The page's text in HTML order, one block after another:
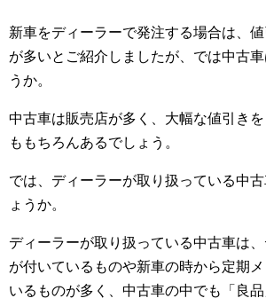
新車をディーラーで発注する場合は、
が多いとご紹介しましたが、では中古
うか。
中古車は販売店が多く、大幅な値引き
ももちろんあるでしょう。
では、ディーラーが取り扱っている中
ょうか。
ディーラーが取り扱っている中古車は
が付いているものや新車の時から定期
いるものが多く、中古車の中でも「良